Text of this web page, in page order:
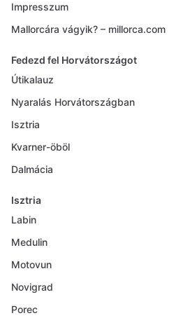
Impresszum
Mallorcára vágyik? – millorca.com
Fedezd fel Horvátországot
Útikalauz
Nyaralás Horvátországban
Isztria
Kvarner-öböl
Dalmácia
Isztria
Labin
Medulin
Motovun
Novigrad
Porec